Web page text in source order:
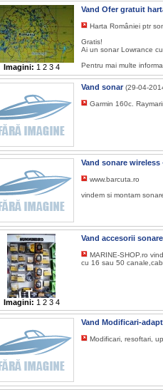
Imagini: 1 2 3 4
Vand Ofer gratuit
Harta României ptr
Gratis!
Ai un sonar Lowrance
Pentru mai multe
Vand sonar(29-04-
Garmin 160c.
Vand sonare
www.barcuta.ro
vindem si montam
Imagini: 1 2 3 4
Vand accesorii
MARINE-SHOP.ro
cu 16 sau 50
Vand Modificari-
Modificari, resoftari,